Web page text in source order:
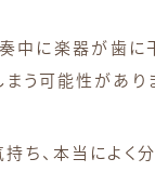
中に楽器が歯に
う可能性があり
ち、本当によく